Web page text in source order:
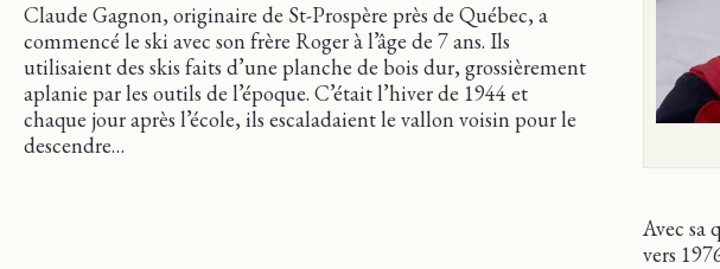
Claude Gagnon, originaire de St-Prospère près de Québec, a
commencé‎ le ski avec son frère Roger à l’âge de 7 ans. Ils
utilisaient des skis faits d’une planche de bois dur, grossièrement
aplanie par les outils de l’époque. C’était l’hiver de 1944 et
chaque jour après l’école, ils escaladaient le vallon voisin pour le
descendre…
Avec sa
vers